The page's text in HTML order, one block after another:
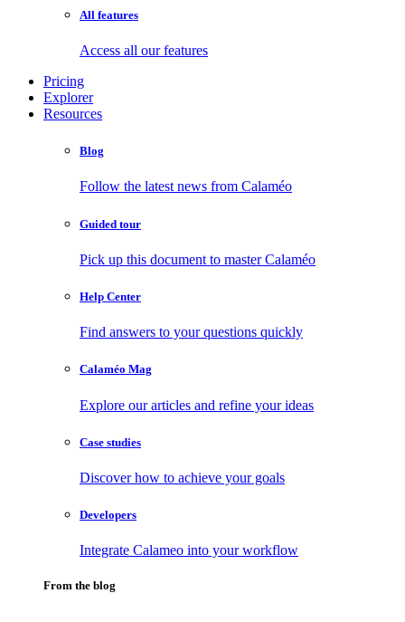
All features
Access all our features
Pricing
Explorer
Resources
Blog
Follow the latest news from Calaméo
Guided tour
Pick up this document to master Calaméo
Help Center
Find answers to your questions quickly
Calaméo Mag
Explore our articles and refine your ideas
Case studies
Discover how to achieve your goals
Developers
Integrate Calameo into your workflow
From the blog